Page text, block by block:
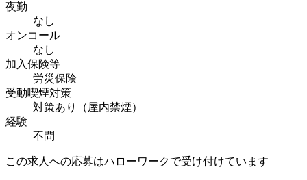
夜勤
なし
オンコール
なし
加入保険等
労災保険
受動喫煙対策
対策あり（屋内禁煙）
経験
不問
この求人への応募はハローワークで受け付けています